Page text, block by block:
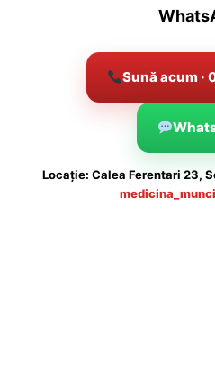
Sună acum ·
Locație: Calea Ferentari 23,